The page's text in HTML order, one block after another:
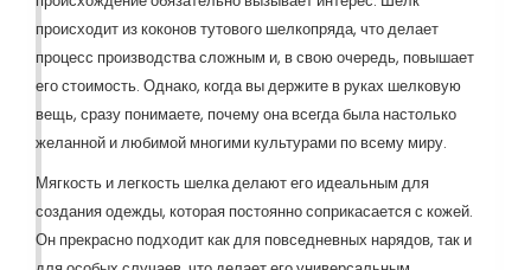
происходит из коконов тутового шелкопряда, что делает
процесс производства сложным и, в свою очередь, повышает
его стоимость. Однако, когда вы держите в руках шелковую
вещь, сразу понимаете, почему она всегда была настолько
желанной и любимой многими культурами по всему миру.
Мягкость и легкость шелка делают его идеальным для
создания одежды, которая постоянно соприкасается с кожей.
Он прекрасно подходит как для повседневных нарядов, так и